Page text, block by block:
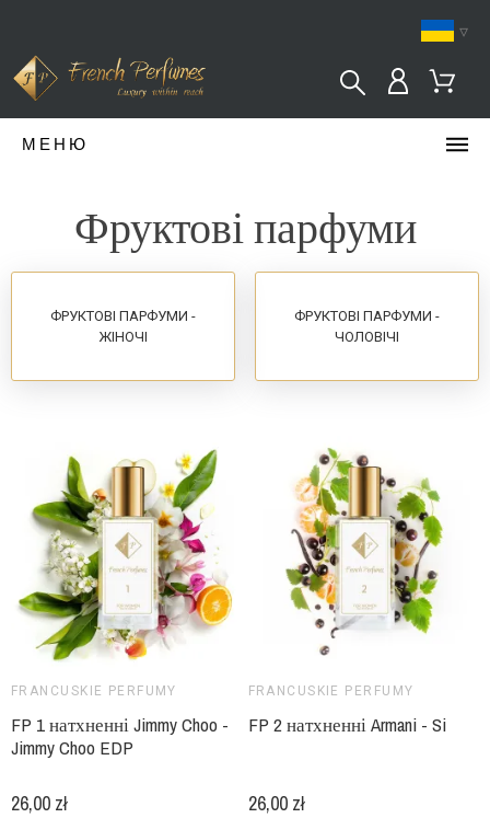
МЕНЮ
Фруктові парфуми
ФРУКТОВІ ПАРФУМИ -
ЖІНОЧІ
ФРУКТОВІ ПАРФУМИ -
ЧОЛОВІЧІ
FRANCUSKIE PERFUMY
FP 1 натхненні Jimmy Choo -
Jimmy Choo EDP
26,00 zł
FRANCUSKIE PERFUMY
FP 2 натхненні Armani - Si
26,00 zł
▿